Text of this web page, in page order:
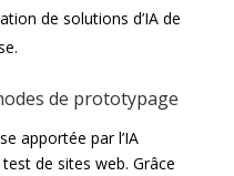
de solutions d’IA de
de prototypage
apportée par l’IA
de sites web. Grâce